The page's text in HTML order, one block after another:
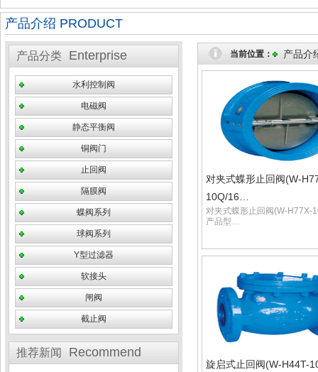
产品介绍 PRODUCT
产品分类 Enterprise
水利控制阀
电磁阀
静态平衡阀
铜阀门
止回阀
隔膜阀
蝶阀系列
球阀系列
Y型过滤器
软接头
闸阀
截止阀
推荐新闻 Recommend
当前位置： 产品介
对夹式蝶形止回阀(W-
10Q/16…
对夹式蝶形止回阀(W-H77X-
产品型…
旋启式止回阀(W-H44T-